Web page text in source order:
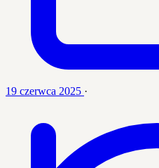
19 czerwca 2025 ·